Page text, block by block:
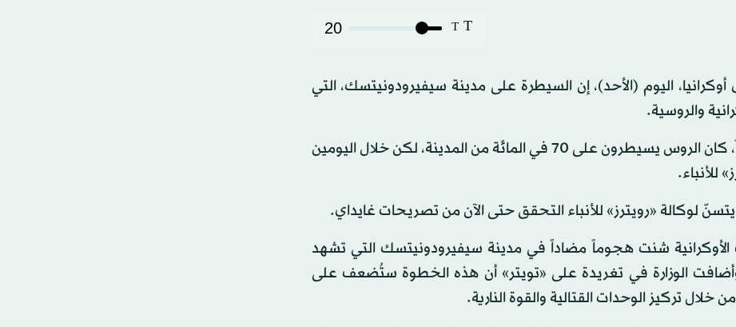
T
T
20
اليوم (الأحد)، إن السيطرة على مدينة سيفيرودونيتسك، التي
والروسية.
وأبلغ غايداي التلفزيون الأوكراني: «لقد كان وضعاً صعباً، كان الروس يسيطرون على 70 في المائة من المدينة، لكن خلال اليومين
للأنباء.
لوكالة «رويترز» للأنباء التحقق حتى الآن من تصريحات غايداي.
الأوكرانية شنت هجوماً مضاداً في مدينة سيفيرودونيتسك التي تشهد
الوزارة في تغريدة على «تويتر» أن هذه الخطوة ستُضعف على
تركيز الوحدات القتالية والقوة النارية.